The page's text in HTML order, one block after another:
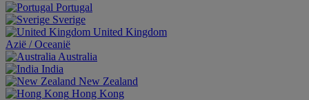
Portugal
Sverige
United Kingdom
Aziё / Oceaniё
Australia
India
New Zealand
Hong Kong